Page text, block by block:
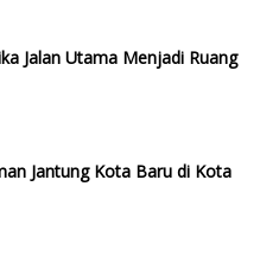
Jalan Utama Menjadi Ruang
Jantung Kota Baru di Kota